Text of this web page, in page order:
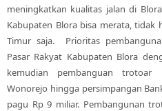
meningkatkan kualitas jalan di
Kabupaten Blora bisa merata, tidak
Timur saja. Prioritas
Pasar Rakyat Kabupaten Blora
kemudian pembanguan
Wonorejo hingga persimpangan
pagu Rp 9 miliar. Pembangunan